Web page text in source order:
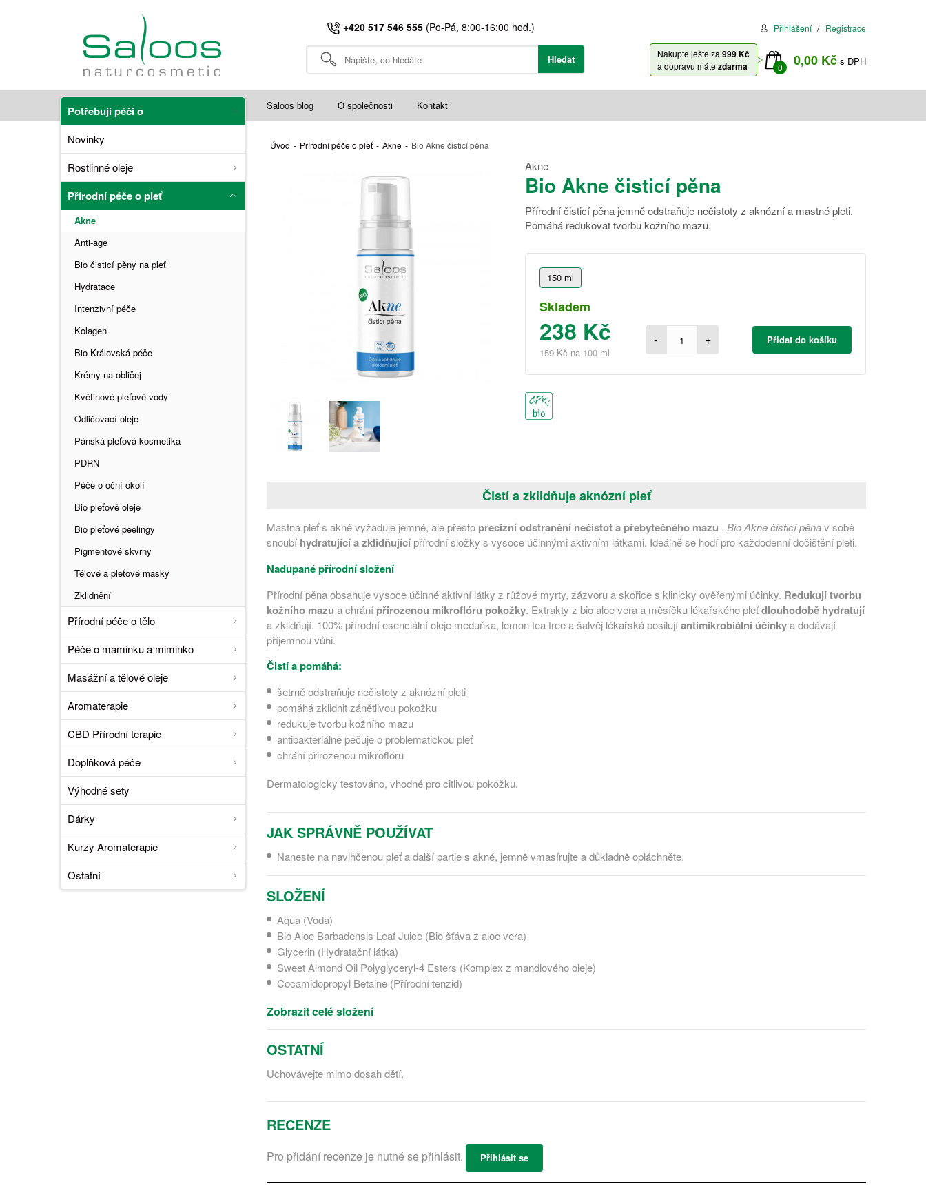
+420 517 546 555(Po-Pá, 8:00-16:00 hod.) Přihlášení Registrace
Hledat
0 0,00 Kč s DPH
Nakupte ješte za 999 Kč
a dopravu mátezdarma
Saloos blog O společnosti Kontakt
Potřebuji péči o
Novinky
Rostlinné oleje
Přírodní péče o pleť
Akne
Anti-age
Bio čisticí pěny na pleť
Hydratace
Intenzivní péče
Kolagen
Bio Královská péče
Krémy na obličej
Květinové pleťové vody
Odličovací oleje
Pánská pleťová kosmetika
PDRN
Péče o oční okolí
Bio pleťové oleje
Bio pleťové peelingy
Pigmentové skvrny
Tělové a pleťové masky
Zklidnění
Přírodní péče o tělo
Péče o maminku a miminko
Masážní a tělové oleje
Aromaterapie
CBD Přírodní terapie
Doplňková péče
Výhodné sety
Dárky
Kurzy Aromaterapie
Ostatní
Úvod - Přírodní péče o pleť - Akne - Bio Akne čisticí pěna
Akne
Bio Akne čisticí pěna
Přírodní čisticí pěna jemně odstraňuje nečistoty z aknózní a mastné pleti.
Pomáhá redukovat tvorbu kožního mazu.
150 ml
Skladem
238 Kč
159 Kč na 100 ml
- + Přidat do košíku
Čistí a zklidňuje aknózní pleť
Mastná pleť s akné vyžaduje jemné, ale přesto precizní odstranění nečistot a přebytečného mazu . Bio Akne čisticí pěnav sobě
snoubí hydratující a zklidňující přírodní složky s vysoce účinnými aktivním látkami. Ideálně se hodí pro každodenní dočištění pleti.
Nadupané přírodní složení
Přírodní pěna obsahuje vysoce účinné aktivní látky z růžové myrty, zázvoru a skořice s klinicky ověřenými účinky. Redukují tvorbu
kožního mazu a chrání přirozenou mikroflóru pokožky. Extrakty z bio aloe vera a měsíčku lékařského pleťdlouhodobě hydratují
a zklidňují. 100% přírodní esenciální oleje meduňka, lemon tea tree a šalvěj lékařská posilujíantimikrobiální účinkya dodávají
příjemnou vůni.
Čistí a pomáhá:
šetrně odstraňuje nečistoty z aknózní pleti
pomáhá zklidnit zánětlivou pokožku
redukuje tvorbu kožního mazu
antibakteriálně pečuje o problematickou pleť
chrání přirozenou mikroflóru
Dermatologicky testováno, vhodné pro citlivou pokožku.
JAK SPRÁVNĚ POUŽÍVAT
Naneste na navlhčenou pleť a další partie s akné, jemně vmasírujte a důkladně opláchněte.
SLOŽENÍ
Aqua (Voda)
Bio Aloe Barbadensis Leaf Juice (Bio šťáva z aloe vera)
Glycerin (Hydratační látka)
Sweet Almond Oil Polyglyceryl-4 Esters (Komplex z mandlového oleje)
Cocamidopropyl Betaine (Přírodní tenzid)
Zobrazit celé složení
OSTATNÍ
Uchovávejte mimo dosah dětí.
RECENZE
Pro přidání recenze je nutné se přihlásit. Přihlásit se